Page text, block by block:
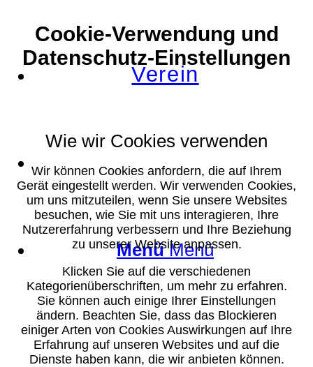
Verein
Suche
Menü Menü
Cookie-Verwendung und
Datenschutz-Einstellungen
Wie wir Cookies verwenden
Wir können Cookies anfordern, die auf Ihrem
Gerät eingestellt werden. Wir verwenden Cookies,
um uns mitzuteilen, wenn Sie unsere Websites
besuchen, wie Sie mit uns interagieren, Ihre
Nutzererfahrung verbessern und Ihre Beziehung
zu unserer Website anpassen.
Klicken Sie auf die verschiedenen
Kategorienüberschriften, um mehr zu erfahren.
Sie können auch einige Ihrer Einstellungen
ändern. Beachten Sie, dass das Blockieren
einiger Arten von Cookies Auswirkungen auf Ihre
Erfahrung auf unseren Websites und auf die
Dienste haben kann, die wir anbieten können.